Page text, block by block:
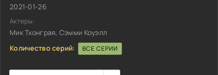
2021-01-26
Актеры:
Мик Тхонграя, Сэмми Коуэлл
Количество серий:
ВСЕ СЕРИИ